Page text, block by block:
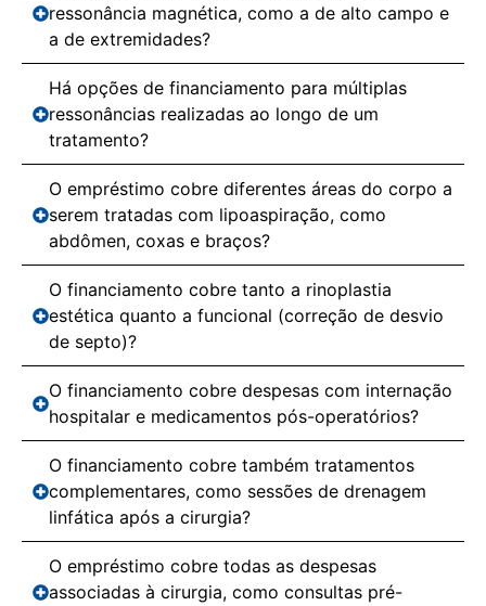
ressonância magnética, como a de alto campo e
a de extremidades?
Há opções de financiamento para múltiplas
ressonâncias realizadas ao longo de um
tratamento?
O empréstimo cobre diferentes áreas do corpo a
serem tratadas com lipoaspiração, como
abdômen, coxas e braços?
O financiamento cobre tanto a rinoplastia
estética quanto a funcional (correção de desvio
de septo)?
O financiamento cobre despesas com internação
hospitalar e medicamentos pós-operatórios?
O financiamento cobre também tratamentos
complementares, como sessões de drenagem
linfática após a cirurgia?
O empréstimo cobre todas as despesas
associadas à cirurgia, como consultas pré-